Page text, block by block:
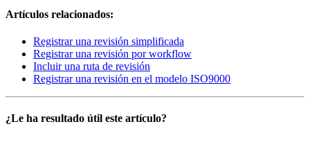
Artículos relacionados:
Registrar una revisión simplificada
Registrar una revisión por workflow
Incluir una ruta de revisión
Registrar una revisión en el modelo ISO9000
¿Le ha resultado útil este artículo?